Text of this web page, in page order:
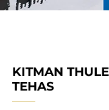
KITMAN
TEHAS